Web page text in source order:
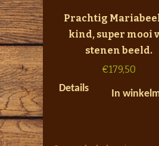
Prachtig
kind, super mooi
stenen beeld.
€179,50
Details
In